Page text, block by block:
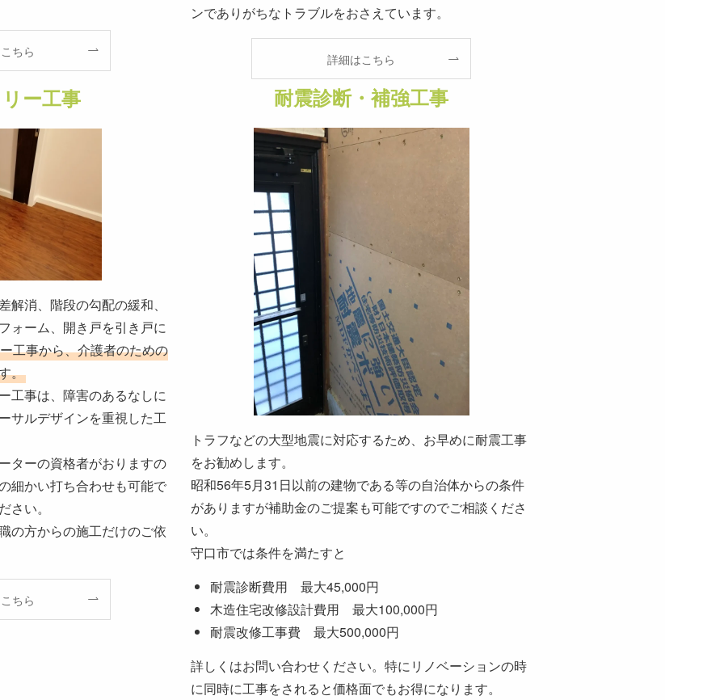
ちら
ンでありがちなトラブルをおさえています。
詳細はこちら
ー工事
消、階段の勾配の緩和、
ォーム、開き戸を引き戸に
工事から、介護者のための
。
工事は、障害のあるなしに
サルデザインを重視した工
ターの資格者がおりますの
細かい打ち合わせも可能で
さい。
の方からの施工だけのご依
ちら
耐震診断・補強工事
トラフなどの大型地震に対応するため、お早めに耐震工事
をお勧めします。
昭和56年5月31日以前の建物である等の自治体からの条件
がありますが補助金のご提案も可能ですのでご相談くださ
い。
守口市では条件を満たすと
耐震診断費用 最大45,000円
木造住宅改修設計費用 最大100,000円
耐震改修工事費 最大500,000円
詳しくはお問い合わせください。特にリノベーションの時
に同時に工事をされると価格面でもお得になります。